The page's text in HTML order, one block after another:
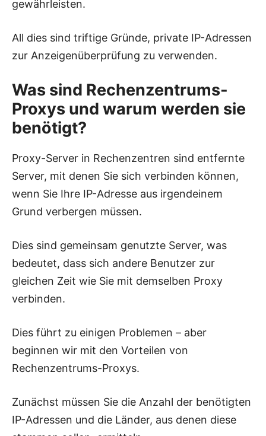
gewährleisten.
All dies sind triftige Gründe, private IP-Adressen
zur Anzeigenüberprüfung zu verwenden.
Was sind Rechenzentrums-
Proxys und warum werden sie
benötigt?
Proxy-Server in Rechenzentren sind entfernte
Server, mit denen Sie sich verbinden können,
wenn Sie Ihre IP-Adresse aus irgendeinem
Grund verbergen müssen.
Dies sind gemeinsam genutzte Server, was
bedeutet, dass sich andere Benutzer zur
gleichen Zeit wie Sie mit demselben Proxy
verbinden.
Dies führt zu einigen Problemen – aber
beginnen wir mit den Vorteilen von
Rechenzentrums-Proxys.
Zunächst müssen Sie die Anzahl der benötigten
IP-Adressen und die Länder, aus denen diese